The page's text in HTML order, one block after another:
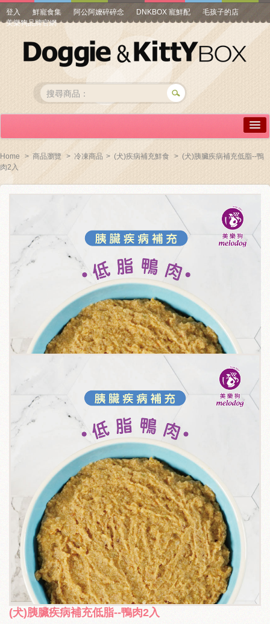
登入 鮮寵食集 阿公阿嬤碎碎念 DNKBOX 寵鮮配
毛孩子的店
美樂狗品牌官網
常見問答
商品瀏覽
線上訂購
帳號專區
關於我們
Home > 商品瀏覽 > 冷凍商品 > (犬)疾病補充鮮食 > (犬)胰臟疾病補充低脂--鴨
肉2入
(犬)胰臟疾病補充低脂--鴨肉2入